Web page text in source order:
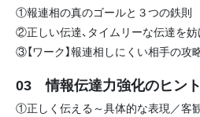
①報連相の真のゴールと３つの鉄則
②正しい伝達、タイムリーな伝達を
③【ワーク】報連相しにくい相手の攻
03 情報伝達力強化のヒント
①正しく伝える～具体的な表現／客